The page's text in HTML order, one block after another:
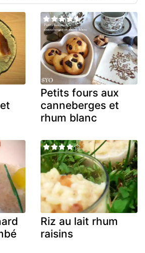
Petits fours aux
canneberges et
rhum blanc
Riz au lait rhum
raisins